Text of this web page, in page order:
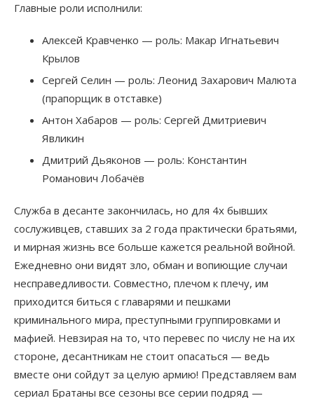
Главные роли исполнили:
Алексей Кравченко — роль: Макар Игнатьевич
Крылов
Сергей Селин — роль: Леонид Захарович Малюта
(прапорщик в отставке)
Антон Хабаров — роль: Сергей Дмитриевич
Явликин
Дмитрий Дьяконов — роль: Константин
Романович Лобачёв
Служба в десанте закончилась, но для 4х бывших
сослуживцев, ставших за 2 года практически братьями,
и мирная жизнь все больше кажется реальной войной.
Ежедневно они видят зло, обман и вопиющие случаи
несправедливости. Совместно, плечом к плечу, им
приходится биться с главарями и пешками
криминального мира, преступными группировками и
мафией. Невзирая на то, что перевес по числу не на их
стороне, десантникам не стоит опасаться — ведь
вместе они сойдут за целую армию! Представляем вам
сериал Братаны все сезоны все серии подряд —